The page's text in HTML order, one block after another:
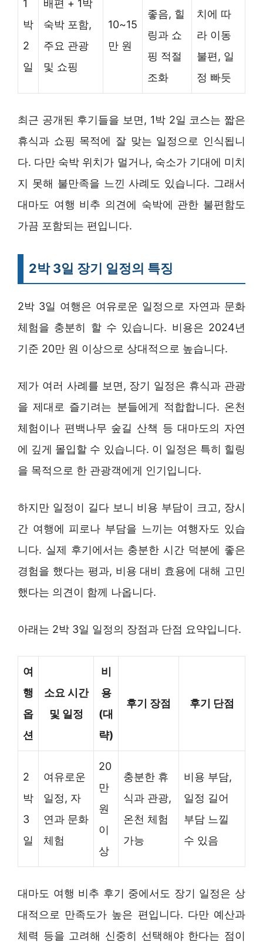
1
박
2
일
배편 + 1박
숙박 포함,
주요 관광
및 쇼핑
10~15
만 원
좋음, 힐
링과 쇼
핑 적절
조화
치에 따
라 이동
불편, 일
정 빠듯
최근 공개된 후기들을 보면, 1박 2일 코스는 짧은
휴식과 쇼핑 목적에 잘 맞는 일정으로 인식됩니
다. 다만 숙박 위치가 멀거나, 숙소가 기대에 미치
지 못해 불만족을 느낀 사례도 있습니다. 그래서
대마도 여행 비추 의견에 숙박에 관한 불편함도
가끔 포함되는 편입니다.
2박 3일 장기 일정의 특징
2박 3일 여행은 여유로운 일정으로 자연과 문화
체험을 충분히 할 수 있습니다. 비용은 2024년
기준 20만 원 이상으로 상대적으로 높습니다.
제가 여러 사례를 보면, 장기 일정은 휴식과 관광
을 제대로 즐기려는 분들에게 적합합니다. 온천
체험이나 편백나무 숲길 산책 등 대마도의 자연
에 깊게 몰입할 수 있습니다. 이 일정은 특히 힐링
을 목적으로 한 관광객에게 인기입니다.
하지만 일정이 길다 보니 비용 부담이 크고, 장시
간 여행에 피로나 부담을 느끼는 여행자도 있습
니다. 실제 후기에서는 충분한 시간 덕분에 좋은
경험을 했다는 평과, 비용 대비 효용에 대해 고민
했다는 의견이 함께 나옵니다.
아래는 2박 3일 일정의 장점과 단점 요약입니다.
여
행
옵
션
소요 시간
및 일정
비
용
(대
략)
후기 장점 후기 단점
2
박
3
일
여유로운
일정, 자
연과 문화
체험
20
만
원
이
상
충분한 휴
식과 관광,
온천 체험
가능
비용 부담,
일정 길어
부담 느낄
수 있음
대마도 여행 비추 후기 중에서도 장기 일정은 상
대적으로 만족도가 높은 편입니다. 다만 예산과
체력 등을 고려해 신중히 선택해야 한다는 점이